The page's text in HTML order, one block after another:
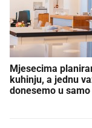
Mjesecima
kuhinju, a jednu
donesemo u